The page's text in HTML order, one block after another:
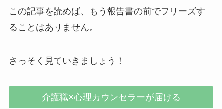
この記事を読めば、もう報告書の前でフリーズす
ることはありません。
さっそく見ていきましょう！
介護職×心理カウンセラーが届ける